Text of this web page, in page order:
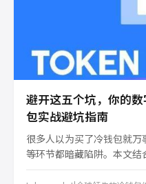
避开这五个坑，你的
包实战避坑指南
很多人以为买了冷钱包就
等环节都暗藏陷阱。本文